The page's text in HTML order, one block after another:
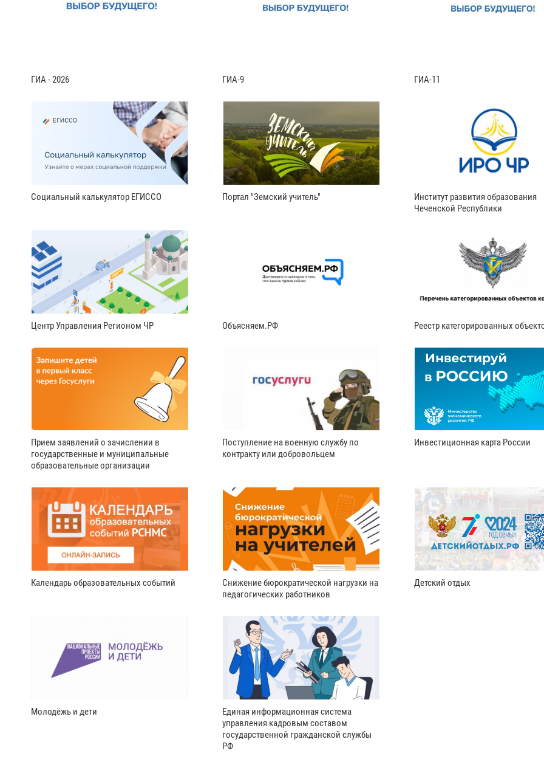
ГИА - 2026 ГИА-9 ГИА-11
Социальный калькулятор ЕГИССО Портал "Земский учитель"
Институт развития образования
Чеченской Республики
Центр Управления Регионом ЧР Объясняем.РФ Реестр категорированных
Прием заявлений о зачислении в
государственные и муниципальные
образовательные организации
Поступление на военную службу по
контракту или добровольцем
Инвестиционная карта России
Календарь образовательных событий
Снижение бюрократической нагрузки на
педагогических работников
Детский отдых
Молодёжь и дети
Единая информационная система
управления кадровым составом
государственной гражданской службы
РФ